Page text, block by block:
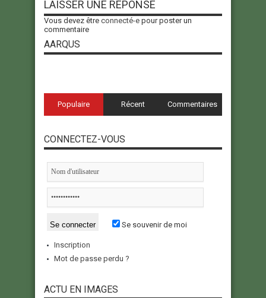
LAISSER UNE RÉPONSE
Vous devez être connecté-e pour poster un
commentaire
AARQUS
Populaire Récent Commentaires
CONNECTEZ-VOUS
Se souvenir de moi
Inscription
Mot de passe perdu ?
ACTU EN IMAGES